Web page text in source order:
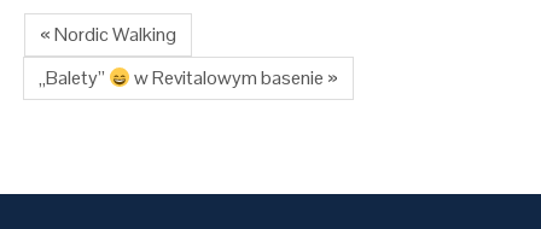
« Nordic Walking
„Balety”
w Revitalowym basenie »